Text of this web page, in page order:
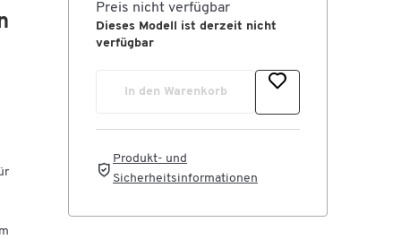
Preis nicht verfügbar
Dieses Modell ist derzeit nicht
verfügbar
In den Warenkorb
Produkt- und
Sicherheitsinformationen